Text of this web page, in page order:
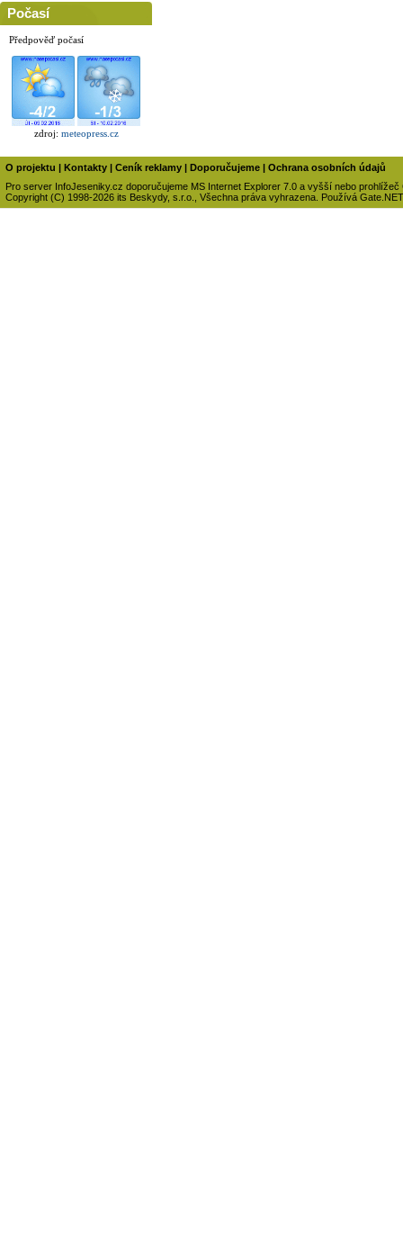
Počasí
Předpověď počasí
zdroj: meteopress.cz
O projektu Kontakty Ceník reklamy Doporučujeme
Ochrana osobních údajů
Pro server InfoJeseniky.cz doporučujeme MS Internet Explorer 7.0 a vyšší nebo prohlížeč
Copyright (C) 1998-2026 its Beskydy, s.r.o., Všechna práva vyhrazena. Používá